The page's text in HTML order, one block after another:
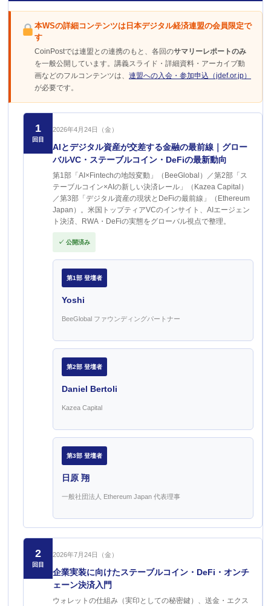
本WSの詳細コンテンツは日本デジタル経済連盟の会員限定で
す
CoinPostでは連盟との連携のもと、各回のサマリーレポートのみ
を一般公開しています。講義スライド・詳細資料・アーカイブ動
画などのフルコンテンツは、連盟への入会・参加申込（jdef.or.jp）
が必要です。
1
回目
2026年4月24日（金）
AIとデジタル資産が交差する金融の最前線｜グロー
バルVC・ステーブルコイン・DeFiの最新動向
第1部「AI×Fintechの地殻変動」（BeeGlobal）／第2部「ス
テーブルコイン×AIの新しい決済レール」（Kazea Capital）
／第3部「デジタル資産の現状とDeFiの最前線」（Ethereum
Japan）。米国トップティアVCのインサイト、AIエージェン
ト決済、RWA・DeFiの実態をグローバル視点で整理。
✓ 公開済み
第1部 登壇者
Yoshi
BeeGlobal ファウンディングパートナー
第2部 登壇者
Daniel Bertoli
Kazea Capital
第3部 登壇者
日原 翔
一般社団法人 Ethereum Japan 代表理事
2
回目
2026年7月24日（金）
企業実装に向けたステーブルコイン・DeFi・オンチ
ェーン決済入門
ウォレットの仕組み（実印としての秘密鍵）、送金・エクス